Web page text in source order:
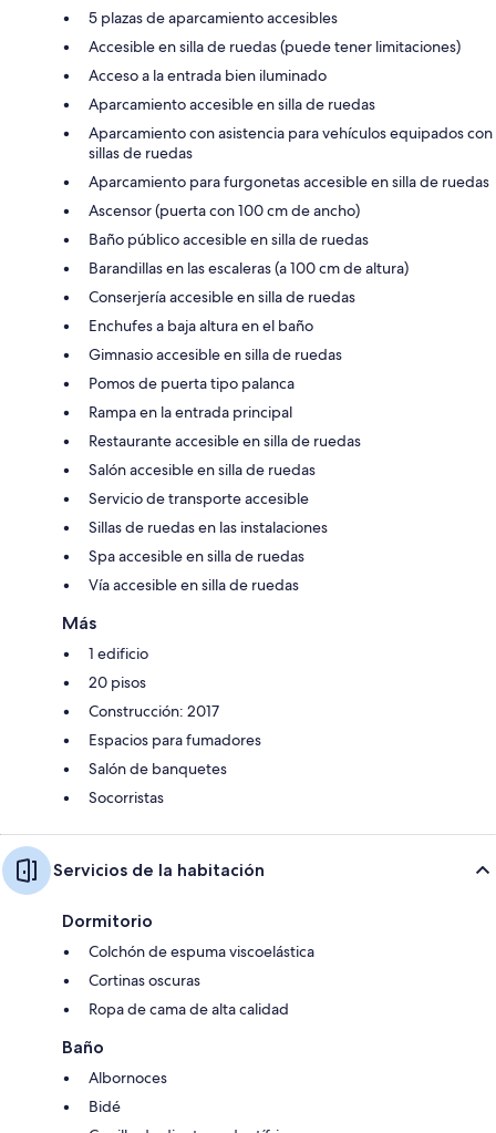
5 plazas de aparcamiento accesibles
Accesible en silla de ruedas (puede tener limitaciones)
Acceso a la entrada bien iluminado
Aparcamiento accesible en silla de ruedas
Aparcamiento con asistencia para vehículos equipados con
sillas de ruedas
Aparcamiento para furgonetas accesible en silla de ruedas
Ascensor (puerta con 100 cm de ancho)
Baño público accesible en silla de ruedas
Barandillas en las escaleras (a 100 cm de altura)
Conserjería accesible en silla de ruedas
Enchufes a baja altura en el baño
Gimnasio accesible en silla de ruedas
Pomos de puerta tipo palanca
Rampa en la entrada principal
Restaurante accesible en silla de ruedas
Salón accesible en silla de ruedas
Servicio de transporte accesible
Sillas de ruedas en las instalaciones
Spa accesible en silla de ruedas
Vía accesible en silla de ruedas
Más
1 edificio
20 pisos
Construcción: 2017
Espacios para fumadores
Salón de banquetes
Socorristas
Servicios de la habitación
Dormitorio
Colchón de espuma viscoelástica
Cortinas oscuras
Ropa de cama de alta calidad
Baño
Albornoces
Bidé